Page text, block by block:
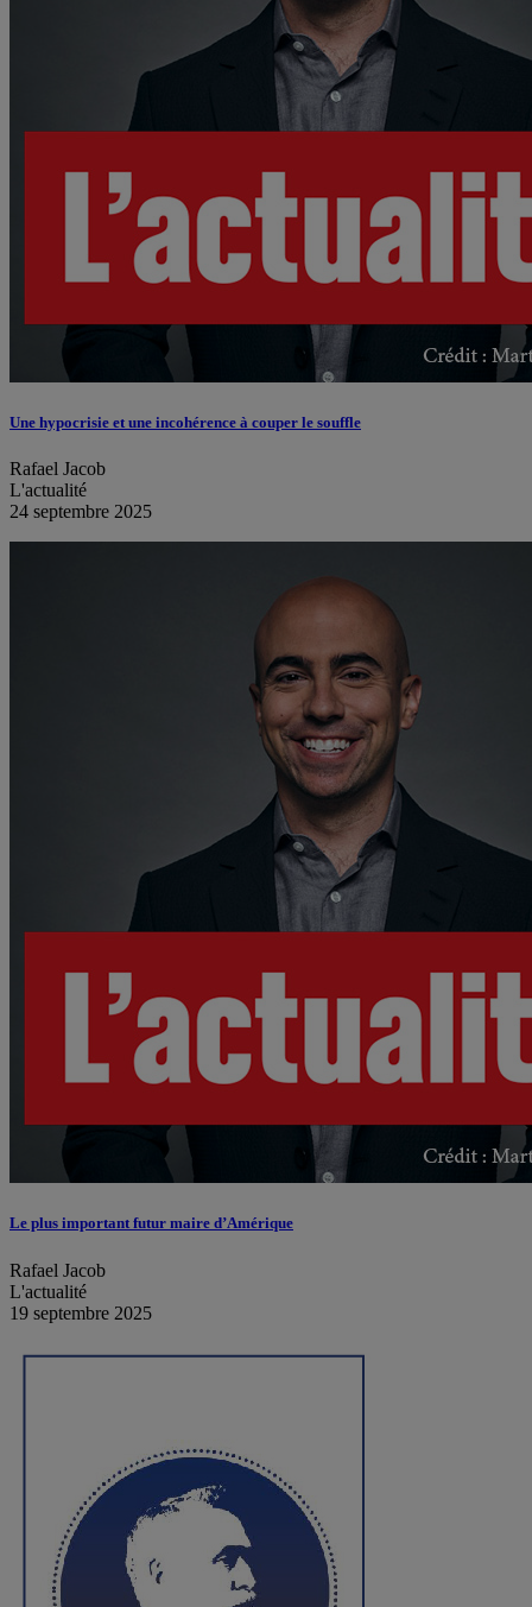
Une hypocrisie et une incohérence à couper le souffle
Rafael Jacob
L'actualité
24 septembre 2025
Le plus important futur maire d’Amérique
Rafael Jacob
L'actualité
19 septembre 2025